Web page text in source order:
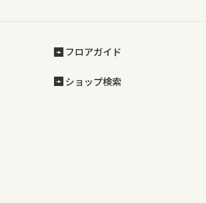
フロアガイド
ショップ検索